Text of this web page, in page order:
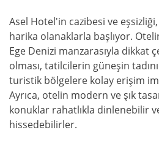
Asel Hotel'in cazibesi ve
harika olanaklarla başlıyor.
Ege Denizi manzarasıyla dikkat
olması, tatilcilerin güneşin
turistik bölgelere kolay erişim
Ayrıca, otelin modern ve şık
konuklar rahatlıkla dinlenebilir
hissedebilirler.